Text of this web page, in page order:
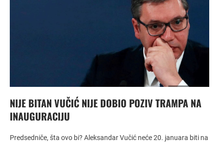
NIJE BITAN VUČIĆ NIJE DOBIO POZIV TRAMPA NA
INAUGURACIJU
Predsedniče, šta ovo bi? Aleksandar Vučić neće 20. januara biti na